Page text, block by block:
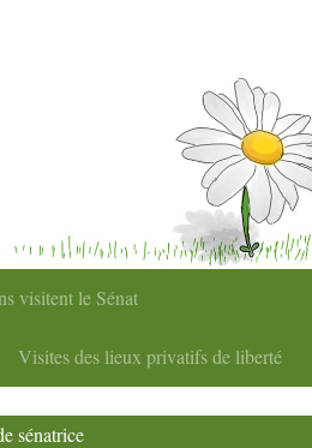
visitent le Sénat
Visites des lieux privatifs de liberté
sénatrice